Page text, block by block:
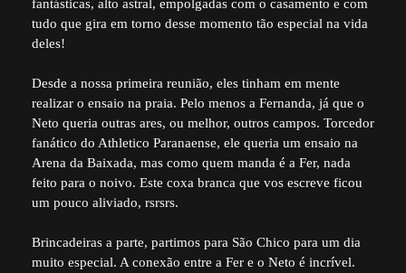
fantásticas, alto astral, empolgadas com o casamento e com
tudo que gira em torno desse momento tão especial na vida
deles!
Desde a nossa primeira reunião, eles tinham em mente
realizar o ensaio na praia. Pelo menos a Fernanda, já que o
Neto queria outras ares, ou melhor, outros campos. Torcedor
fanático do Athletico Paranaense, ele queria um ensaio na
Arena da Baixada, mas como quem manda é a Fer, nada
feito para o noivo. Este coxa branca que vos escreve ficou
um pouco aliviado, rsrsrs.
Brincadeiras a parte, partimos para São Chico para um dia
muito especial. A conexão entre a Fer e o Neto é incrível.